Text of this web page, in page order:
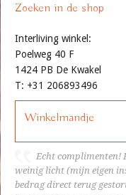
Zoeken in de shop
Interliving winkel:
Poelweg 40 F
1424 PB De Kwakel
T: +31 206893496
Winkelmandje
Echt complimenten!
weinig licht (mijn eigen
bedrag direct terug